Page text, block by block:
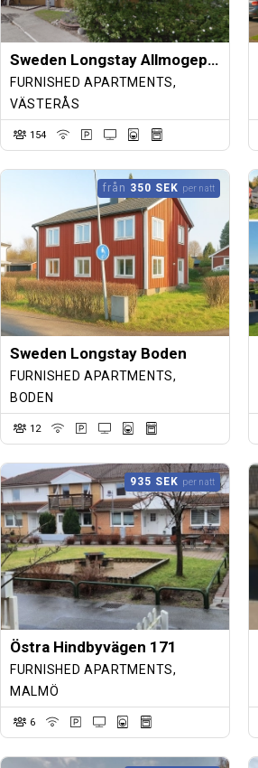
Sweden Longstay Allmogeplatsen
FURNISHED APARTMENTS,
VÄSTERÅS
154
från 350 SEK per natt
Sweden Longstay Boden
FURNISHED APARTMENTS,
BODEN
12
935 SEK per natt
Östra Hindbyvägen 171
FURNISHED APARTMENTS,
MALMÖ
6